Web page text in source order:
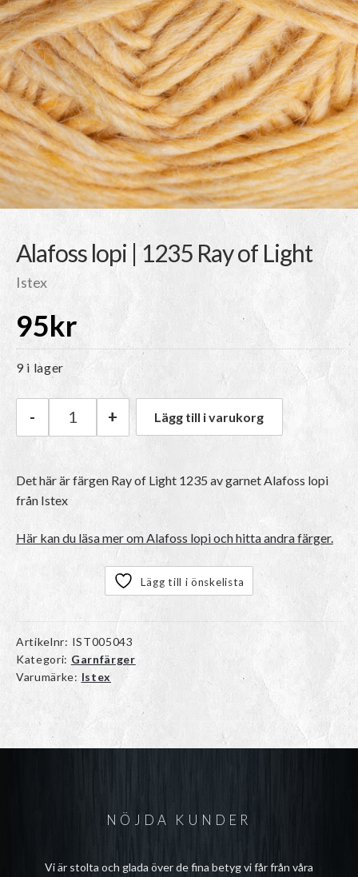
Alafoss lopi | 1235 Ray of Light
Istex
95kr
9 i lager
Istex Alafoss lopi | 1235 Ray of Light mängd
- + Lägg till i varukorg
Det här är färgen Ray of Light 1235av garnet Alafoss lopi
från Istex
Här kan du läsa mer om Alafoss lopi och hitta andra färger.
Lägg till i önskelista
Artikelnr: IST005043
Kategori: Garnfärger
Varumärke: Istex
NÖJDA KUNDER
Vi är stolta och glada över de fina betyg vi får från våra